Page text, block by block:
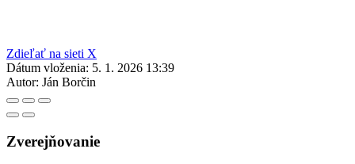
Zdieľať na sieti X
Dátum vloženia: 5. 1. 2026 13:39
Autor: Ján Borčin
Zverejňovanie